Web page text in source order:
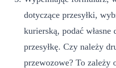
dotyczące przesyłki,
kurierską, podać własne
przesyłkę. Czy należy
przewozowe? To zależy